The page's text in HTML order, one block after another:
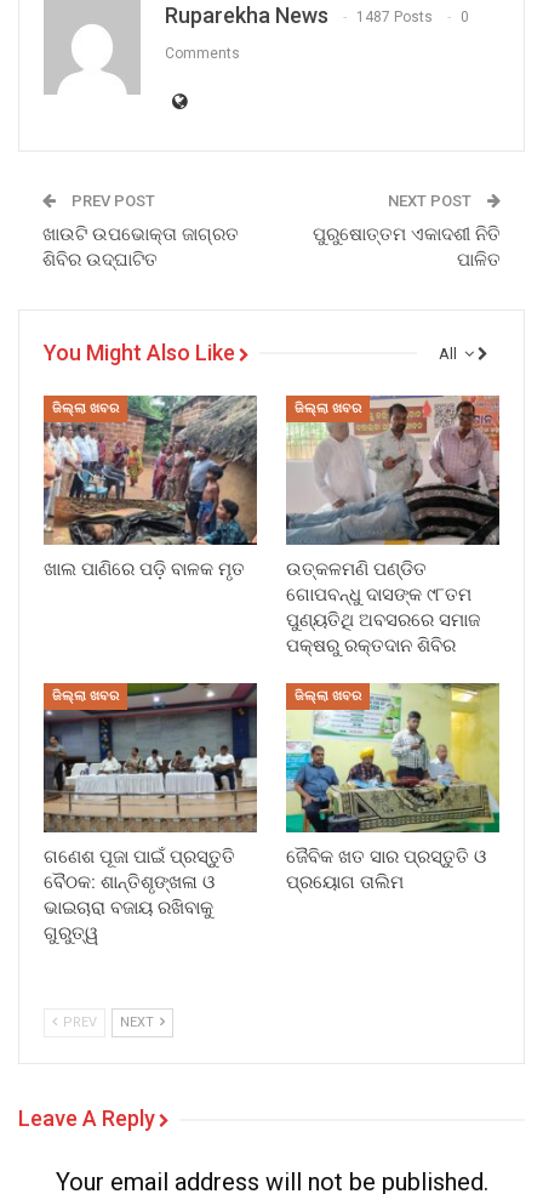
Ruparekha News 1487 Posts 0
Comments
PREV POST
ଖାଉଟି ଉପଭୋକ୍ତା ଜାଗ୍ରତ
ଶିବିର ଉଦ୍ଘାଟିତ
NEXT POST
ପୁରୁଷୋତ୍ତମ ଏକାଦଶୀ ନିତି
ପାଳିତ
All
You Might Also Like
ଜିଲ୍ଲା ଖବର
ଖାଲ ପାଣିରେ ପଡ଼ି ବାଳକ ମୃତ
ଜିଲ୍ଲା ଖବର
ଉତ୍କଳମଣି ପଣ୍ଡିତ
ଗୋପବନ୍ଧୁ ଦାସଙ୍କ ୯୮ତମ
ପୁଣ୍ୟତିଥି ଅବସରରେ ସମାଜ
ପକ୍ଷରୁ ରକ୍ତଦାନ ଶିବିର
ଜିଲ୍ଲା ଖବର
ଗଣେଶ ପୂଜା ପାଇଁ ପ୍ରସ୍ତୁତି
ବୈଠକ: ଶାନ୍ତିଶୃଙ୍ଖଳା ଓ
ଭାଇଚାରା ବଜାୟ ରଖିବାକୁ
ଗୁରୁତ୍ୱ
ଜିଲ୍ଲା ଖବର
ଜୈବିକ ଖତ ସାର ପ୍ରସ୍ତୁତି ଓ
ପ୍ରୟୋଗ ତାଲିମ
PREV NEXT
Leave A Reply
Your email address will not be published.